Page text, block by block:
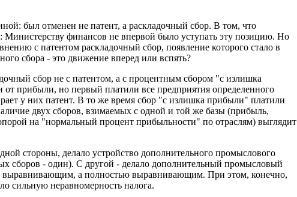
был отменен не патент, а раскладочный сбор. В том, что
Министерству финансов не впервой было уступать эту позицию. Но
с патентом раскладочный сбор, появление которого стало в
сбора - это движение вперед или вспять?
сбор не с патентом, а с процентным сбором "с излишка
прибыли, но первый платили все предприятия определенного
у них патент. В то же время сбор "с излишка прибыли" платили
двух сборов, взимаемых с одной и той же базы (прибыль,
на "нормальный процент прибыльности" по отраслям) выглядит
стороны, делало устройство дополнительного промыслового
сборов - один). С другой - делало дополнительный промысловый
выравнивающим, а полностью выравнивающим. При этом, конечно,
сильную неравномерность налога.